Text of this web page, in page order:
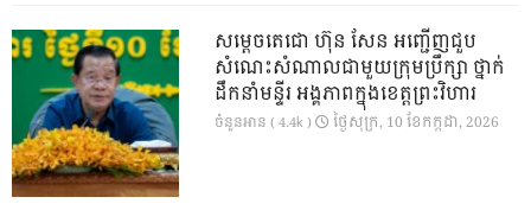
សម្តេចតេជោ ហ៊ុន សែន អញ្ជើញជួប
សំណេះសំណាលជាមួយក្រុមប្រឹក្សា ថ្នាក់
ដឹកនាំមន្ទីរ អង្គភាពក្នុងខេត្តព្រះវិហារ
ចំនួនអាន ( 4.4k ) ថ្ងៃ​សុក្រ, 10 ខែ​កក្កដា, 2026